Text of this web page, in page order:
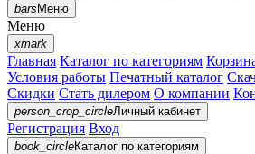
barsМеню
Меню
xmark
Главная Каталог по категориям
Условия работы Печатный каталог
Скидки Стать дилером О компании
person_crop_circleЛичный кабинет
Регистрация Вход
book_circleКаталог по категориям